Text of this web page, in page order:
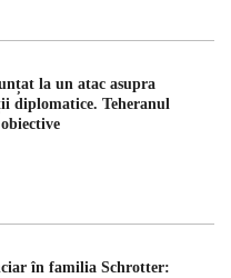
la un atac asupra
diplomatice. Teheranul
în familia Schrotter: